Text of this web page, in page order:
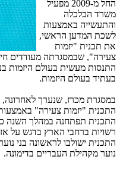
החל מ-2009 מפעיל
משרד הכלכלה
והתעשייה באמצעות
לשכת המדען הראשי,
את תכנית "יזמות
צעירה", שבמסגרתה מעודדים
התנסות מעשית בעולם היזמות
בעתיד בעולם היזמות.
במסגרת מכרז, שנערך
התכנית "יזמות צעירה"
רשויות ברחבי הארץ בדגש על
התכנית ישולבו לראשונה בני
נוער מקהילת העבריים בדימונה.